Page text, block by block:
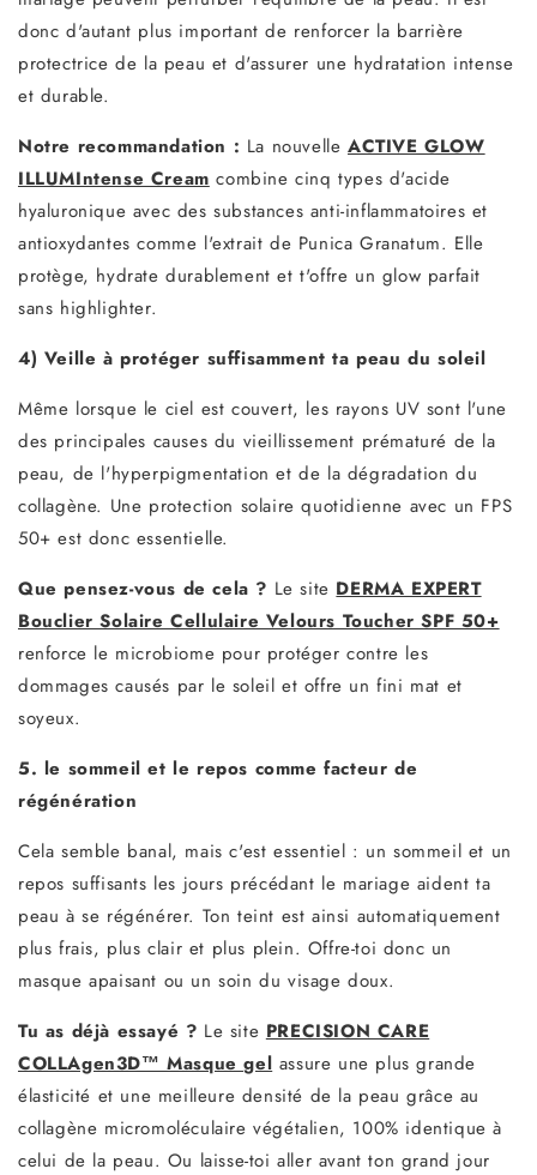
donc d'autant plus important de renforcer la barrière
protectrice de la peau et d'assurer une hydratation intense
et durable.
Notre recommandation : La nouvelleACTIVE GLOW
ILLUMIntense Cream combine cinq types d'acide
hyaluronique avec des substances anti-inflammatoires et
antioxydantes comme l'extrait de Punica Granatum. Elle
protège, hydrate durablement et t'offre un glow parfait
sans highlighter.
4) Veille à protéger suffisamment ta peau du soleil
Même lorsque le ciel est couvert, les rayons UV sont l'une
des principales causes du vieillissement prématuré de la
peau, de l'hyperpigmentation et de la dégradation du
collagène. Une protection solaire quotidienne avec un FPS
50+ est donc essentielle.
Que pensez-vous de cela ? Le site DERMA EXPERT
Bouclier Solaire Cellulaire Velours Toucher SPF 50+
renforce le microbiome pour protéger contre les
dommages causés par le soleil et offre un fini mat et
soyeux.
5. le sommeil et le repos comme facteur de
régénération
Cela semble banal, mais c'est essentiel : un sommeil et un
repos suffisants les jours précédant le mariage aident ta
peau à se régénérer. Ton teint est ainsi automatiquement
plus frais, plus clair et plus plein. Offre-toi donc un
masque apaisant ou un soin du visage doux.
Tu as déjà essayé ? Le site PRECISION CARE
COLLAgen3D™ Masque gel assure une plus grande
élasticité et une meilleure densité de la peau grâce au
collagène micromoléculaire végétalien, 100% identique à
celui de la peau. Ou laisse-toi aller avant ton grand jour